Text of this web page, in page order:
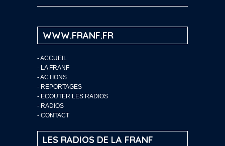
WWW.FRANF.FR
-ACCUEIL
- LA FRANF
-ACTIONS
- REPORTAGES
- ECOUTER LES RADIOS
- RADIOS
- CONTACT
LES RADIOS DE LA FRANF